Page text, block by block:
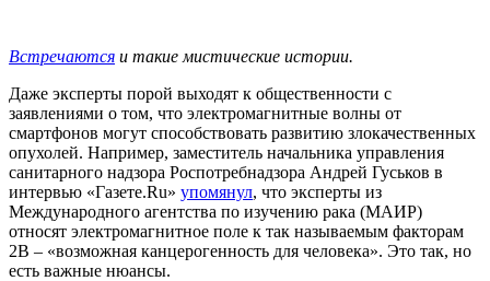
Встречаются и такие мистические истории.
Даже эксперты порой выходят к общественности с
заявлениями о том, что электромагнитные волны от
смартфонов могут способствовать развитию злокачественных
опухолей. Например, заместитель начальника управления
санитарного надзора Роспотребнадзора Андрей Гуськов в
интервью «Газете.Ru» упомянул, что эксперты из
Международного агентства по изучению рака (МАИР)
относят электромагнитное поле к так называемым факторам
2B – «возможная канцерогенность для человека». Это так, но
есть важные нюансы.